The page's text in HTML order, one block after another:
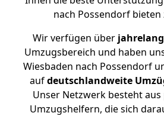
nach Possendorf bieten
Wir verfügen über
Umzugsbereich und haben
Wiesbaden nach Possendorf
aufdeutschlandweite
Unser Netzwerk besteht
Umzugshelfern, die sich